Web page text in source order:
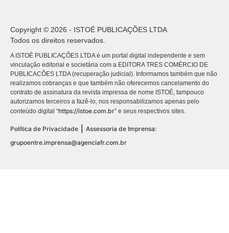
Copyright © 2026 - ISTOÉ PUBLICAÇÕES LTDA
Todos os direitos reservados.
A ISTOÉ PUBLICAÇÕES LTDA é um portal digital independente e sem
vinculação editorial e societária com a EDITORA TRES COMÉRCIO DE
PUBLICACÕES LTDA (recuperação judicial). Informamos também que não
realizamos cobranças e que também não oferecemos cancelamento do
contrato de assinatura da revista impressa de nome ISTOÉ, tampouco
autorizamos terceiros a fazê-lo, nos responsabilizamos apenas pelo
conteúdo digital “https://istoe.com.br” e seus respectivos sites.
Política de Privacidade | Assessoria de Imprensa:
grupoentre.imprensa@agenciafr.com.br